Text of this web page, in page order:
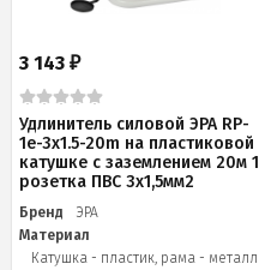
3 143 ₽
Удлинитель силовой ЭРА RP-
1e-3x1.5-20m на пластиковой
катушке c заземлением 20м 1
розетка ПВС 3х1,5мм2
Бренд
ЭРА
Материал
Катушка - пластик, рама - металл